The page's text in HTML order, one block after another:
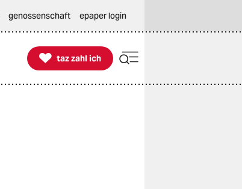
genossenschaft epaper login

taz zahl ich
taz zahl ich